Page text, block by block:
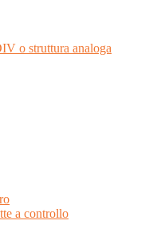
o struttura analoga
a controllo